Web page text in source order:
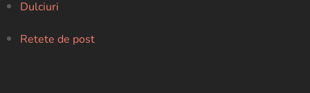
Dulciuri
Retete de post